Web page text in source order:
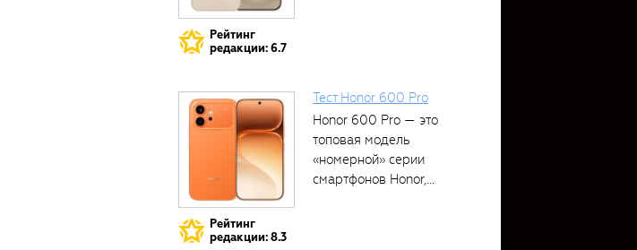
Рейтинг
редакции: 6.7
Рейтинг
редакции: 8.3
Тест Honor 600 Pro
Honor 600 Pro — это
топовая модель
«номерной» серии
смартфонов Honor,...